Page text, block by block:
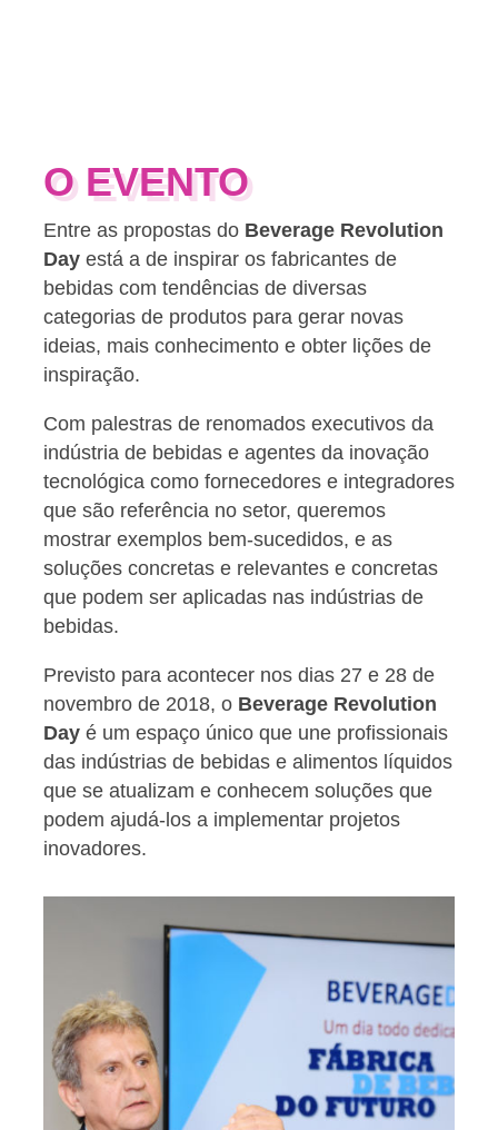
O EVENTO
Entre as propostas do Beverage Revolution
Dayestá a de inspirar os fabricantes de
bebidas com tendências de diversas
categorias de produtos para gerar novas
ideias, mais conhecimento e obter lições de
inspiração.
Com palestras de renomados executivos da
indústria de bebidas e agentes da inovação
tecnológica como fornecedores e integradores
que são referência no setor, queremos
mostrar exemplos bem-sucedidos, e as
soluções concretas e relevantes e concretas
que podem ser aplicadas nas indústrias de
bebidas.
Previsto para acontecer nos dias 27 e 28 de
novembro de 2018, o Beverage Revolution
Dayé um espaço único que une profissionais
das indústrias de bebidas e alimentos líquidos
que se atualizam e conhecem soluções que
podem ajudá-los a implementar projetos
inovadores.